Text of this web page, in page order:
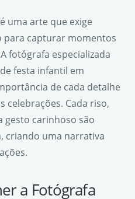
uma arte que exige
para capturar momentos
fotógrafa especializada
festa infantil em
de cada detalhe
celebrações. Cada riso,
gesto carinhoso são
criando uma narrativa
a Fotógrafa